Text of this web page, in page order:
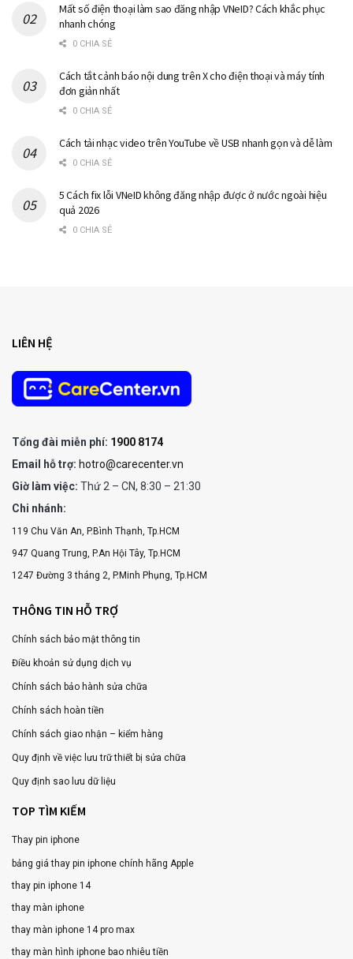
Mất số điện thoại làm sao đăng nhập VNeID? Cách khắc phục
nhanh chóng
0 CHIA SẺ
Cách tắt cảnh báo nội dung trên X cho điện thoại và máy tính
đơn giản nhất
0 CHIA SẺ
Cách tải nhạc video trên YouTube về USB nhanh gọn và dễ làm
0 CHIA SẺ
5 Cách fix lỗi VNeID không đăng nhập được ở nước ngoài hiệu
quả 2026
0 CHIA SẺ
LIÊN HỆ
Tổng đài miễn phí: 1900 8174
Email hỗ trợ: hotro@carecenter.vn
Giờ làm việc: Thứ 2 – CN, 8:30 – 21:30
Chi nhánh:
119 Chu Văn An, P.Bình Thạnh, Tp.HCM
947 Quang Trung, P.An Hội Tây, Tp.HCM
1247 Đường 3 tháng 2, P.Minh Phụng, Tp.HCM
THÔNG TIN HỖ TRỢ
Chính sách bảo mật thông tin
Điều khoản sử dụng dịch vụ
Chính sách bảo hành sửa chữa
Chính sách hoàn tiền
Chính sách giao nhận – kiểm hàng
Quy định về việc lưu trữ thiết bị sửa chữa
Quy định sao lưu dữ liệu
TOP TÌM KIẾM
Thay pin iphone
bảng giá thay pin iphone chính hãng Apple
thay pin iphone 14
thay màn iphone
thay màn iphone 14 pro max
thay màn hình iphone bao nhiêu tiền